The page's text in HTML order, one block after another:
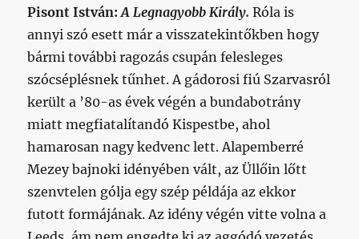
Pisont István:A Legnagyobb Király. Róla is
annyi szó esett már a visszatekintőkben hogy
bármi további ragozás csupán felesleges
szócséplésnek tűnhet. A gádorosi fiú Szarvasról
került a ’80-as évek végén a bundabotrány
miatt megfiatalítandó Kispestbe, ahol
hamarosan nagy kedvenc lett. Alapemberré
Mezey bajnoki idényében vált, az Üllőin lőtt
szenvtelen gólja egy szép példája az ekkor
futott formájának. Az idény végén vitte volna a